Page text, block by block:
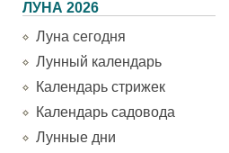
ЛУНА 2026
Луна сегодня
Лунный календарь
Календарь стрижек
Календарь садовода
Лунные дни